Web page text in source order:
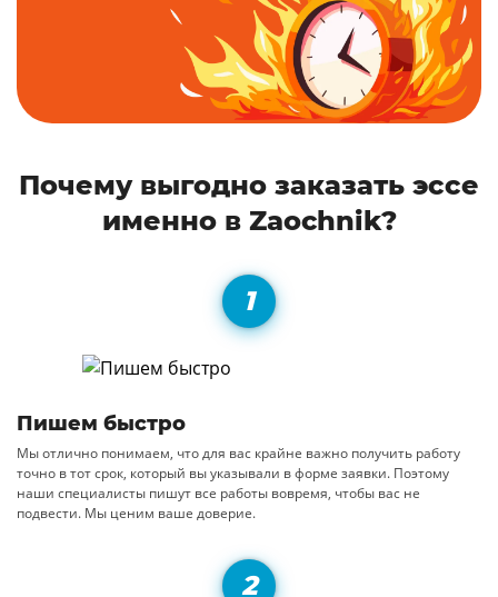
Почему выгодно заказать эссе
именно в Zaochnik?
Пишем быстро
Мы отлично понимаем, что для вас крайне важно получить работу
точно в тот срок, который вы указывали в форме заявки. Поэтому
наши специалисты пишут все работы вовремя, чтобы вас не
подвести. Мы ценим ваше доверие.